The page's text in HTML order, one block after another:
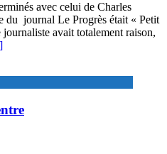
avec celui de Charles
du journal Le Progrès était « Petit
avait totalement raison,